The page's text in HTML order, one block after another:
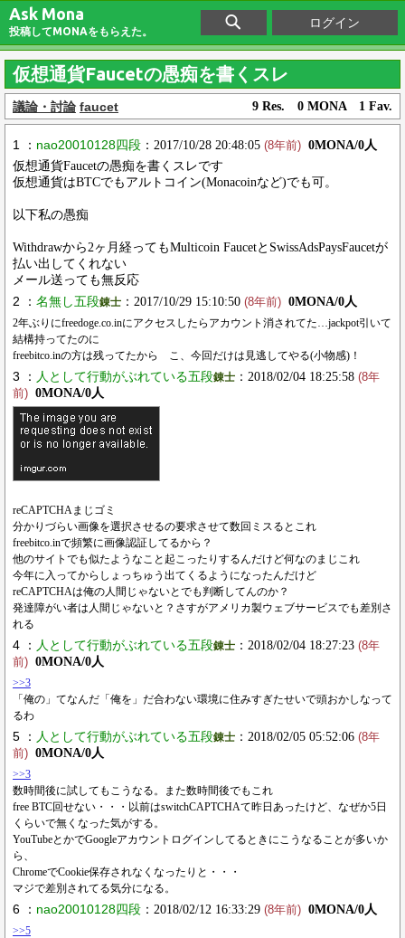
Ask Mona
投稿してMONAをもらえた。
ログイン
仮想通貨Faucetの愚痴を書くスレ
議論・討論 faucet 9 Res. 0 MONA 1 Fav.
1 ： nao20010128四段 ：2017/10/28 20:48:05 (8年前) 0MONA/0人
仮想通貨Faucetの愚痴を書くスレです
仮想通貨はBTCでもアルトコイン(Monacoinなど)でも可。
以下私の愚痴
Withdrawから2ヶ月経ってもMulticoin FaucetとSwissAdsPaysFaucetが
払い出してくれない
メール送っても無反応
2 ： 名無し五段錬士 ：2017/10/29 15:10:50 (8年前) 0MONA/0人
2年ぶりにfreedoge.co.inにアクセスしたらアカウント消されてた…jackpot引いて
結構持ってたのに
freebitco.inの方は残ってたから こ、今回だけは見逃してやる(小物感)！
3 ： 人として行動がぶれている五段錬士 ：2018/02/04 18:25:58 (8年
前) 0MONA/0人
reCAPTCHAまじゴミ
分かりづらい画像を選択させるの要求させて数回ミスるとこれ
freebitco.inで頻繁に画像認証してるから？
他のサイトでも似たようなこと起こったりするんだけど何なのまじこれ
今年に入ってからしょっちゅう出てくるようになったんだけど
reCAPTCHAは俺の人間じゃないとでも判断してんのか？
発達障がい者は人間じゃないと？さすがアメリカ製ウェブサービスでも差別さ
れる
4 ： 人として行動がぶれている五段錬士 ：2018/02/04 18:27:23 (8年
前) 0MONA/0人
>>3
「俺の」てなんだ「俺を」だ合わない環境に住みすぎたせいで頭おかしなって
るわ
5 ： 人として行動がぶれている五段錬士 ：2018/02/05 05:52:06 (8年
前) 0MONA/0人
>>3
数時間後に試してもこうなる。また数時間後でもこれ
free BTC回せない・・・以前はswitchCAPTCHAて昨日あったけど、なぜか5日
くらいで無くなった気がする。
YouTubeとかでGoogleアカウントログインしてるときにこうなることが多いか
ら、
ChromeでCookie保存されなくなったりと・・・
マジで差別されてる気分になる。
6 ： nao20010128四段 ：2018/02/12 16:33:29 (8年前) 0MONA/0人
>>5